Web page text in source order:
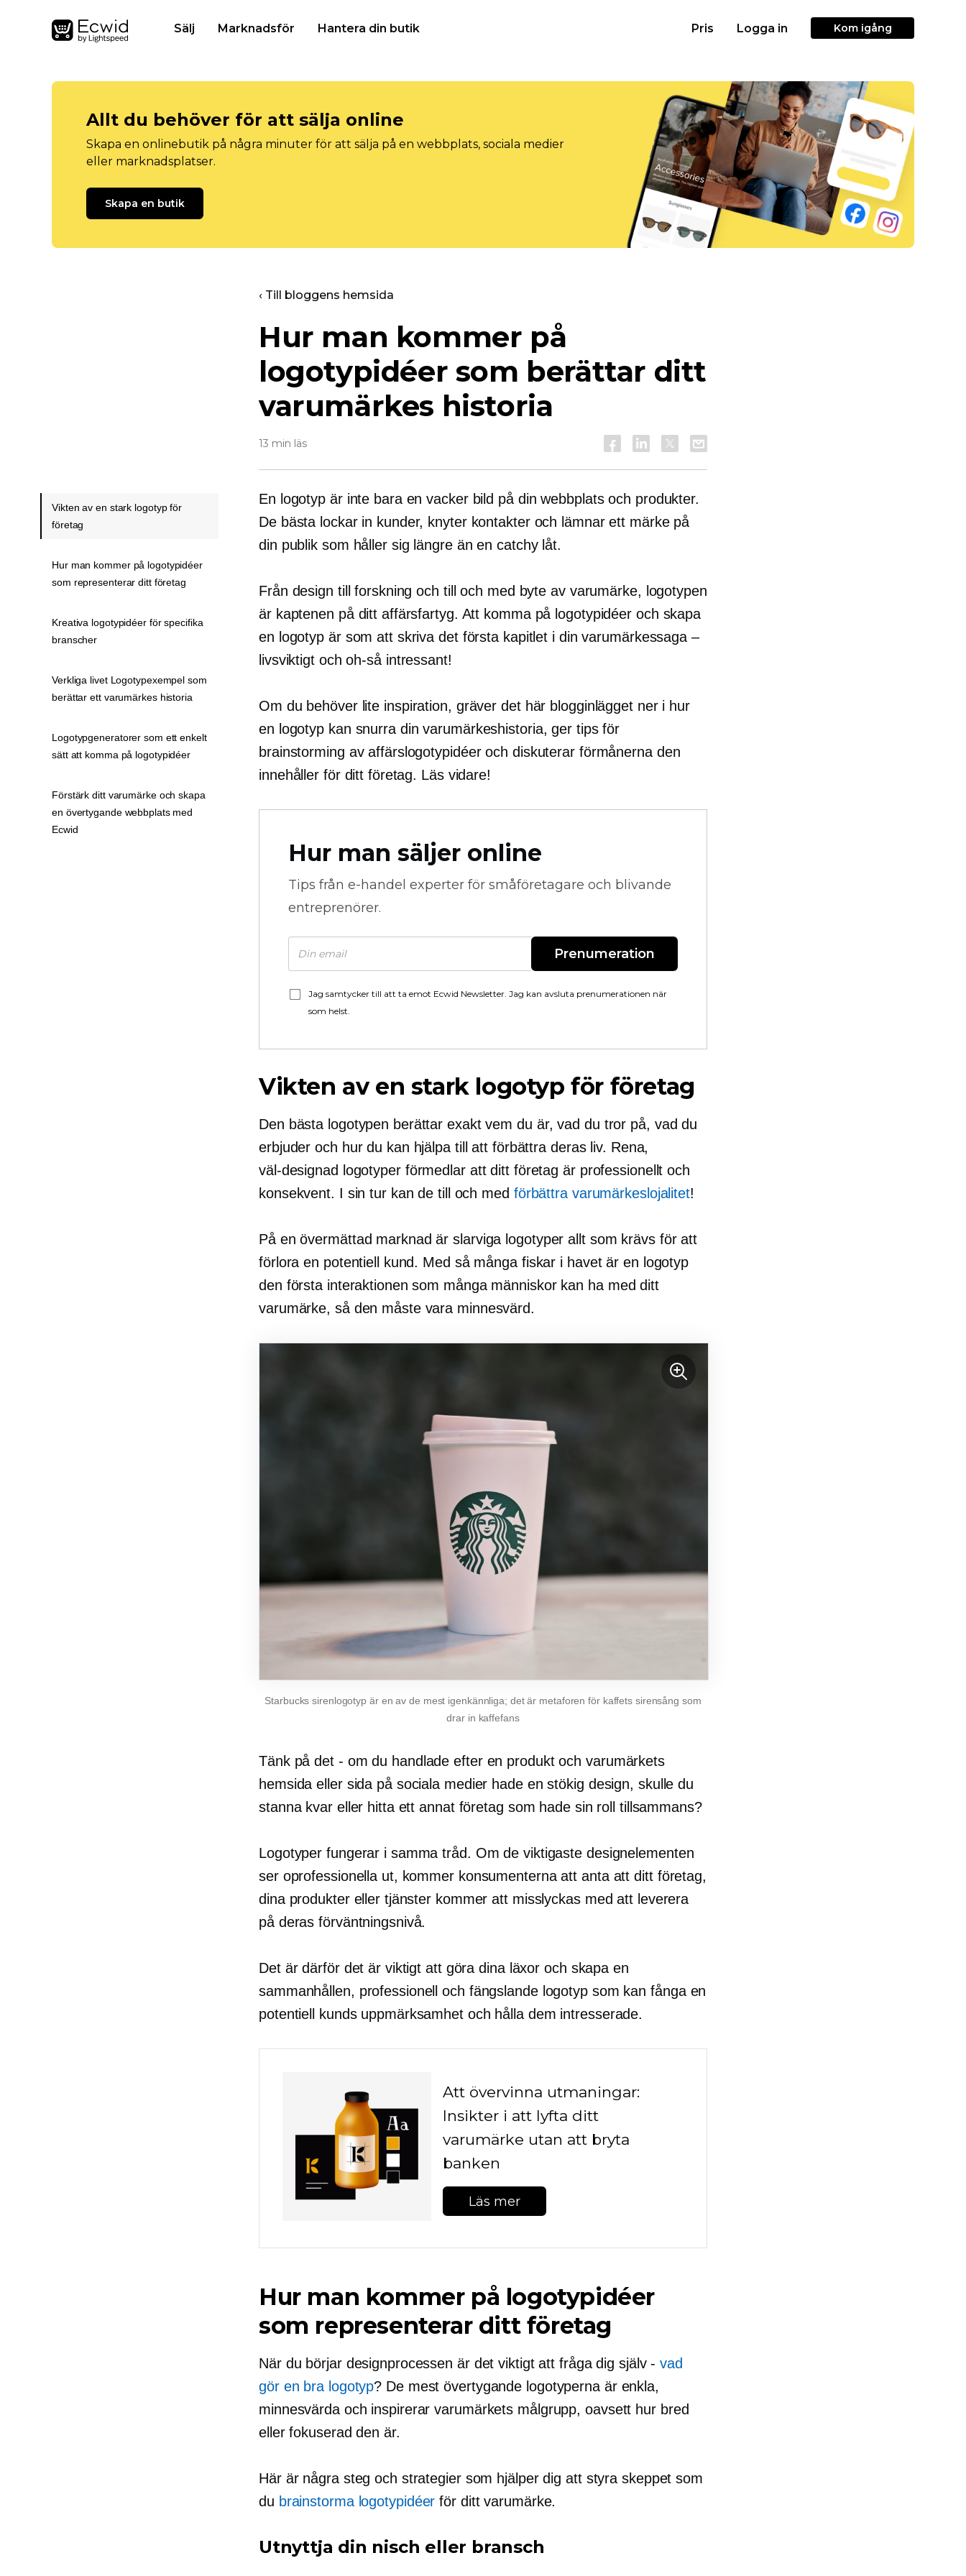
Sälj Marknadsför Hantera din butik Pris Logga in Kom igång
Allt du behöver för att sälja online
Skapa en onlinebutik på några minuter för att sälja på en webbplats, sociala medier
eller marknadsplatser.
Skapa en butik
‹ Till bloggens hemsida
Hur man kommer på
logotypidéer som berättar ditt
varumärkes historia
13 min läs
En logotyp är inte bara en vacker bild på din webbplats och produkter.
De bästa lockar in kunder, knyter kontakter och lämnar ett märke på
din publik som håller sig längre än en catchy låt.
Från design till forskning och till och med byte av varumärke, logotypen
är kaptenen på ditt affärsfartyg. Att komma på logotypidéer och skapa
en logotyp är som att skriva det första kapitlet i din varumärkessaga –
livsviktigt ochoh-såintressant!
Om du behöver lite inspiration, gräver det här blogginlägget ner i hur
en logotyp kan snurra din varumärkeshistoria, ger tips för
brainstorming av affärslogotypidéer och diskuterar förmånerna den
innehåller för ditt företag. Läs vidare!
Hur man säljer online
Tips från e-handel experter för småföretagare och blivande
entreprenörer.
Prenumeration
Jag samtycker till att ta emot Ecwid Newsletter. Jag kan avsluta prenumerationen när
som helst.
Vikten av en stark logotyp för företag
Den bästa logotypen berättar exakt vem du är, vad du tror på, vad du
erbjuder och hur du kan hjälpa till att förbättra deras liv. Rena,
väl-designad logotyper förmedlar att ditt företag är professionellt och
konsekvent. I sin tur kan de till och med förbättra varumärkeslojalitet!
På en övermättad marknad är slarviga logotyper allt som krävs för att
förlora en potentiell kund. Med så många fiskar i havet är en logotyp
den första interaktionen som många människor kan ha med ditt
varumärke, så den måste vara minnesvärd.
Starbucks sirenlogotyp är en av de mest igenkännliga; det är metaforen för kaffets sirensång som
drar in kaffefans
Tänk på det - om du handlade efter en produkt och varumärkets
hemsida eller sida på sociala medier hade en stökig design, skulle du
stanna kvar eller hitta ett annat företag som hade sin roll tillsammans?
Logotyper fungerar i samma tråd. Om de viktigaste designelementen
ser oprofessionella ut, kommer konsumenterna att anta att ditt företag,
dina produkter eller tjänster kommer att misslyckas med att leverera
på deras förväntningsnivå.
Det är därför det är viktigt att göra dina läxor och skapa en
sammanhållen, professionell och fängslande logotyp som kan fånga en
potentiell kunds uppmärksamhet och hålla dem intresserade.
Att övervinna utmaningar:
Insikter i att lyfta ditt
varumärke utan att bryta
banken
Läs mer
Hur man kommer på logotypidéer
som representerar ditt företag
När du börjar designprocessen är det viktigt att fråga dig själv -vad
gör en bra logotyp? De mest övertygande logotyperna är enkla,
minnesvärda och inspirerar varumärkets målgrupp, oavsett hur bred
eller fokuserad den är.
Här är några steg och strategier som hjälper dig att styra skeppet som
du brainstorma logotypidéer för ditt varumärke.
Utnyttja din nisch eller bransch
Vikten av en stark logotyp för
företag
Hur man kommer på logotypidéer
som representerar ditt företag
Kreativa logotypidéer för specifika
branscher
Verkliga livet Logotypexempel som
berättar ett varumärkes historia
Logotypgeneratorer som ett enkelt
sätt att komma på logotypidéer
Förstärk ditt varumärke och skapa
en övertygande webbplats med
Ecwid